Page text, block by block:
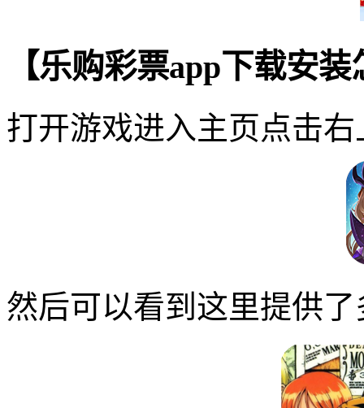
【乐购彩票app下载安
打开游戏进入主页点击
然后可以看到这里提供